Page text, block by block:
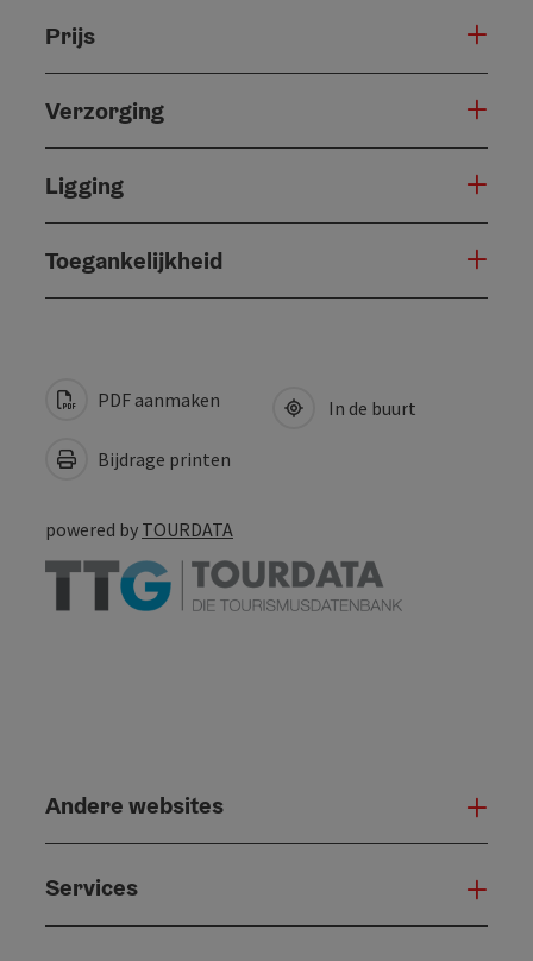
Prijs
Verzorging
Ligging
Toegankelijkheid
PDF aanmaken
Bijdrage printen
In de buurt
powered by TOURDATA
Andere websites
Services